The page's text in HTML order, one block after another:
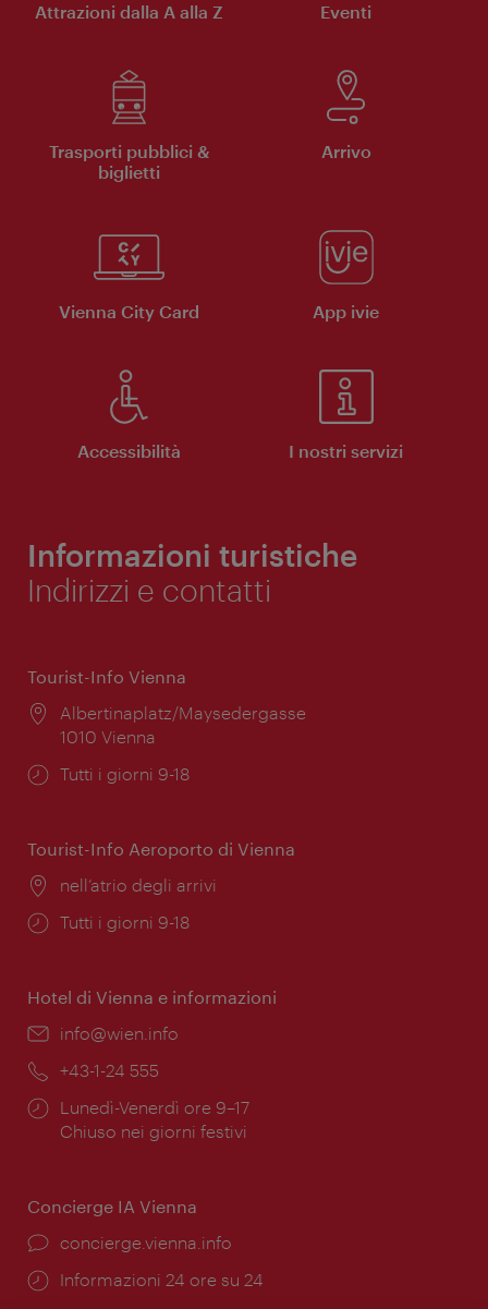
Attrazioni dalla A alla Z Eventi
Trasporti pubblici &
biglietti
Arrivo
Vienna City Card App ivie
Accessibilità I nostri servizi
Informazioni turistiche
Indirizzi e contatti
Tourist-Info Vienna
Posizione:
Albertinaplatz/Maysedergasse
1010 Vienna
Orari
Tutti i giorni 9-18
Tourist-Info Aeroporto di Vienna
Posizione:
nell’atrio degli arrivi
Orari
Tutti i giorni 9-18
Hotel di Vienna e informazioni
Email:
info@wien.info
Telefono:
+43-1-24 555
Orari
di
Lunedì-Venerdì ore 9–17
Chiuso nei giorni festivi
Concierge IA Vienna
Ort:
concierge.vienna.info
Öffnungszeiten:
Informazioni 24 ore su 24